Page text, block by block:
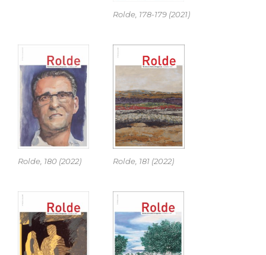
Rolde, 178-179 (2021)
Rolde, 180 (2022) Rolde, 181 (2022)